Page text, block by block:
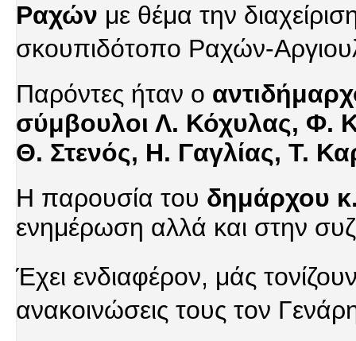
Ραχών με θέμα την
σκουπιδότοπο Ραχών-
Παρόντες ήταν ο
σύμβουλοι Λ. Κόχυλας, Φ.
Θ. Στενός, Η. Γαγλίας, Τ.
Η παρουσία του δημάρχου
ενημέρωση αλλά και στην
Έχει ενδιαφέρον, μάς
ανακοινώσεις τους τον